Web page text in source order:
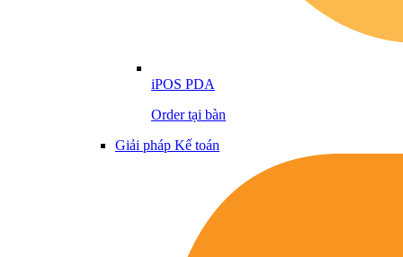
iPOS PDA
Order tại bàn
Giải pháp Kế toán